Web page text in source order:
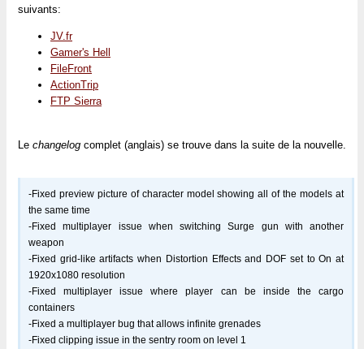
suivants:
JV.fr
Gamer's Hell
FileFront
ActionTrip
FTP Sierra
Le changelog complet (anglais) se trouve dans la suite de la nouvelle.
-Fixed preview picture of character model showing all of the models at
the same time
-Fixed multiplayer issue when switching Surge gun with another
weapon
-Fixed grid-like artifacts when Distortion Effects and DOF set to On at
1920x1080 resolution
-Fixed multiplayer issue where player can be inside the cargo
containers
-Fixed a multiplayer bug that allows infinite grenades
-Fixed clipping issue in the sentry room on level 1